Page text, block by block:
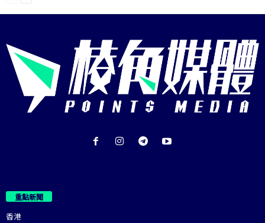
重點新聞
香港